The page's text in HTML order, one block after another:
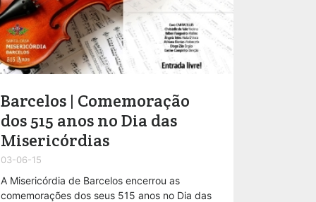
Barcelos | Comemoração
dos 515 anos no Dia das
Misericórdias
03-06-15
A Misericórdia de Barcelos encerrou as
comemorações dos seus 515 anos no Dia das